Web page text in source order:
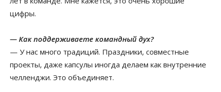
цифры.
— Как поддерживаете командный дух?
— У нас много традиций. Праздники, совместные
проекты, даже капсулы иногда делаем как внутренние
челленджи. Это объединяет.